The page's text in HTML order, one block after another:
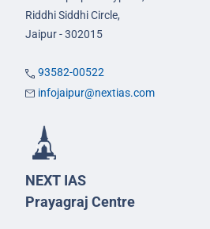
Riddhi Siddhi Circle,
Jaipur - 302015
93582-00522
infojaipur@nextias.com
NEXT IAS
Prayagraj Centre